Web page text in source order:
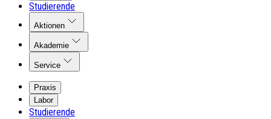
Studierende
Aktionen
Akademie
Service
Praxis
Labor
Studierende